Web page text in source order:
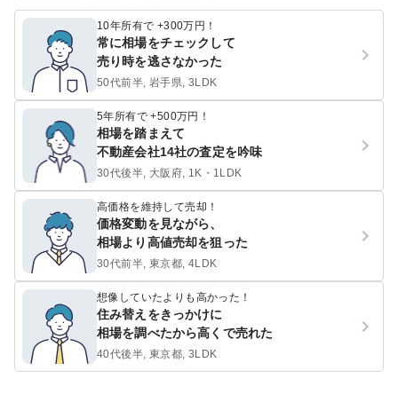
10年所有で +300万円！
常に相場をチェックして
売り時を逃さなかった
50代前半, 岩手県, 3LDK
5年所有で +500万円！
相場を踏まえて
不動産会社14社の査定を吟味
30代後半, 大阪府, 1K・1LDK
高価格を維持して売却！
価格変動を見ながら、
相場より高値売却を狙った
30代前半, 東京都, 4LDK
想像していたよりも高かった！
住み替えをきっかけに
相場を調べたから高くで売れた
40代後半, 東京都, 3LDK